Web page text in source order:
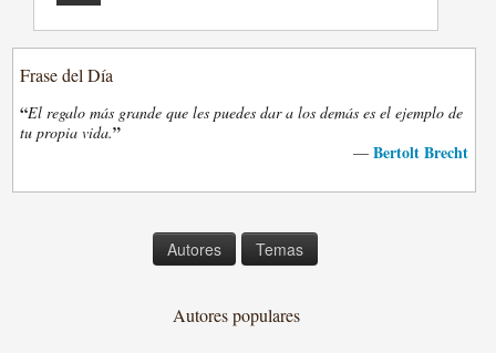
Frase del Día
“El regalo más grande que les puedes dar a los demás es el ejemplo de
tu propia vida.”
— Bertolt Brecht
Autores Temas
Autores populares